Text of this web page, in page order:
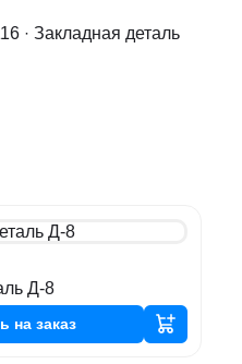
· Закладная деталь
Д-8
на заказ